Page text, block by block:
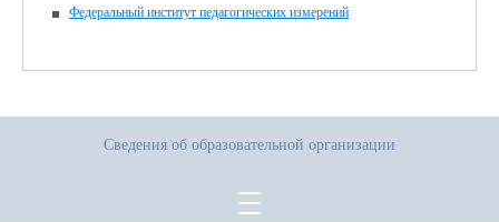
Федеральный институт педагогических измерений
Сведения об образовательной организации